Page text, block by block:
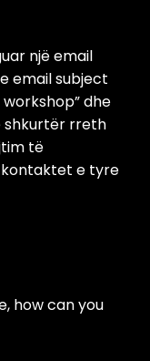
një email
email subject
dhe
shkurtër rreth
të
kontaktet e tyre
how can you